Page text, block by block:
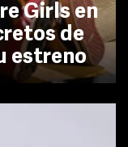
Girls en
de
estreno